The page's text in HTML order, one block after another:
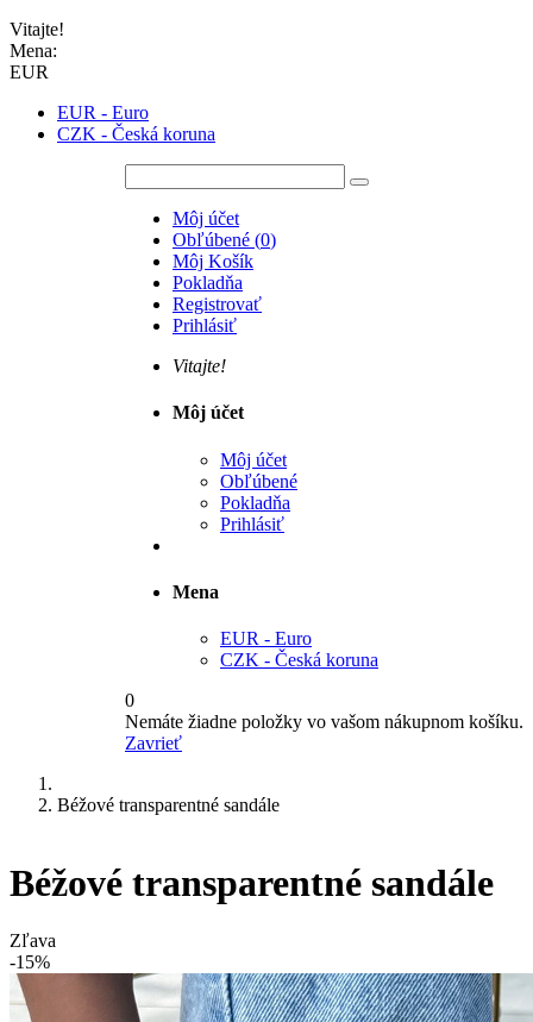
Vitajte!
Mena:
EUR
EUR - Euro
CZK - Česká koruna
Môj účet
Obľúbené (0)
Môj Košík
Pokladňa
Registrovať
Prihlásiť
Vitajte!
Môj účet
Môj účet
Obľúbené
Pokladňa
Prihlásiť
Mena
EUR - Euro
CZK - Česká koruna
0
Nemáte žiadne položky vo vašom nákupnom košíku.
Zavrieť
Béžové transparentné sandále
Béžové transparentné sandále
Zľava
-15%